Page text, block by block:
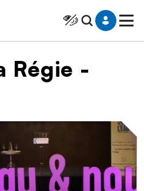
Cliquer pour
Régie -